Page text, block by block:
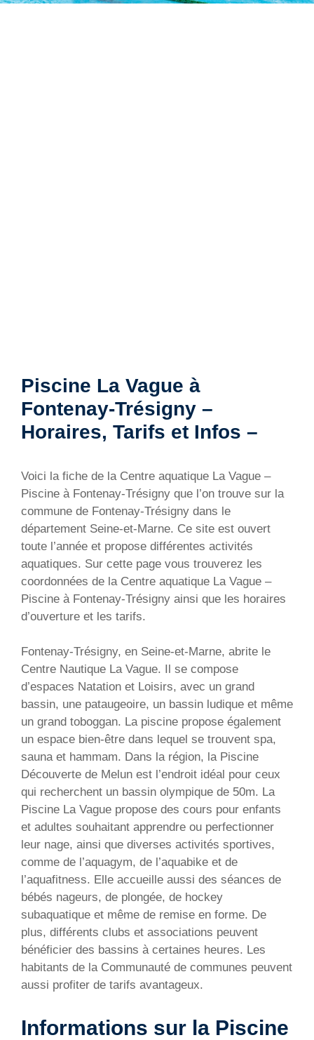
Piscine La Vague à
Fontenay-Trésigny –
Horaires, Tarifs et Infos –
Voici la fiche de la Centre aquatique La Vague –
Piscine à Fontenay-Trésigny que l’on trouve sur la
commune de Fontenay-Trésigny dans le
département Seine-et-Marne. Ce site est ouvert
toute l’année et propose différentes activités
aquatiques. Sur cette page vous trouverez les
coordonnées de la Centre aquatique La Vague –
Piscine à Fontenay-Trésigny ainsi que les horaires
d’ouverture et les tarifs.
Fontenay-Trésigny, en Seine-et-Marne, abrite le
Centre Nautique La Vague. Il se compose
d’espaces Natation et Loisirs, avec un grand
bassin, une pataugeoire, un bassin ludique et même
un grand toboggan. La piscine propose également
un espace bien-être dans lequel se trouvent spa,
sauna et hammam. Dans la région, la Piscine
Découverte de Melun est l’endroit idéal pour ceux
qui recherchent un bassin olympique de 50m. La
Piscine La Vague propose des cours pour enfants
et adultes souhaitant apprendre ou perfectionner
leur nage, ainsi que diverses activités sportives,
comme de l’aquagym, de l’aquabike et de
l’aquafitness. Elle accueille aussi des séances de
bébés nageurs, de plongée, de hockey
subaquatique et même de remise en forme. De
plus, différents clubs et associations peuvent
bénéficier des bassins à certaines heures. Les
habitants de la Communauté de communes peuvent
aussi profiter de tarifs avantageux.
Informations sur la Piscine